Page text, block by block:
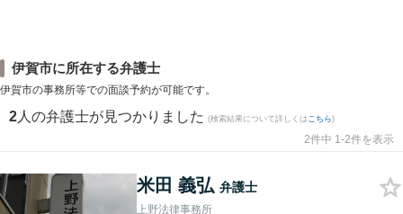
伊賀市に所在する弁護士
伊賀市の事務所等での面談予約が可能です。
2 人の弁護士が見つかりました (検索結果について詳しくは こちら)
2件中 1-2件を表示
米田 義弘 弁護士
上野法律事務所